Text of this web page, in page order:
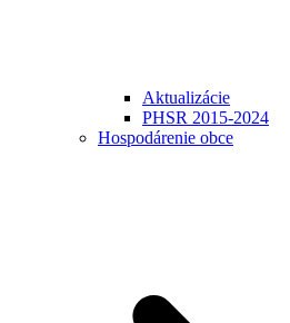
Aktualizácie
PHSR 2015-2024
Hospodárenie obce